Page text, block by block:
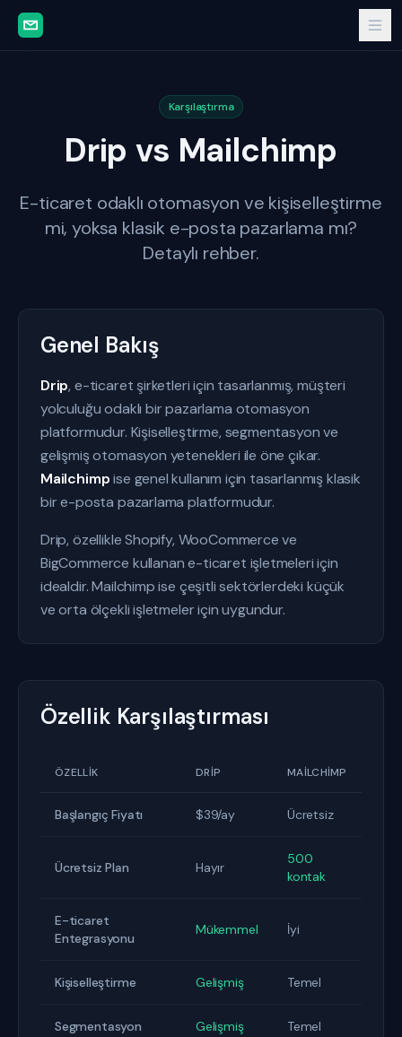
Karşılaştırma
Drip vs Mailchimp
E-ticaret odaklı otomasyon ve kişiselleştirme
mi, yoksa klasik e-posta pazarlama mı?
Detaylı rehber.
Genel Bakış
Drip, e-ticaret şirketleri için tasarlanmış, müşteri
yolculuğu odaklı bir pazarlama otomasyon
platformudur. Kişiselleştirme, segmentasyon ve
gelişmiş otomasyon yetenekleri ile öne çıkar.
Mailchimpise genel kullanım için tasarlanmış klasik
bir e-posta pazarlama platformudur.
Drip, özellikle Shopify, WooCommerce ve
BigCommerce kullanan e-ticaret işletmeleri için
idealdir. Mailchimp ise çeşitli sektörlerdeki küçük
ve orta ölçekli işletmeler için uygundur.
Özellik Karşılaştırması
ÖZELLIK DRIP MAILCHIMP
Başlangıç Fiyatı $39/ay Ücretsiz
Ücretsiz Plan Hayır
500
kontak
E-ticaret
Entegrasyonu
Mükemmel İyi
Kişiselleştirme Gelişmiş Temel
Segmentasyon Gelişmiş Temel